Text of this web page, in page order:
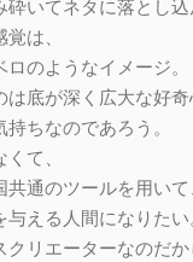
いてネタに落とし込
は、
のようなイメージ。
底が深く広大な好奇
ちなのであろう。
て、
通のツールを用いて
える人間になりたい
リエーターなのだか